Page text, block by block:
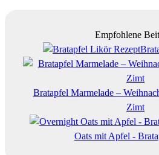
Empfohlene
Bratapfel Marmelade –
Zimt
Oats mit Apfel -